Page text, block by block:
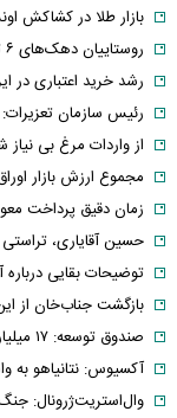
بازار طلا در کشاکش
روستاییان دهک‌های ۶ تا ۱۰ حق بیمه می‌پردازند
رشد خرید اعتباری در
رئیس سازمان
از واردات مرغ بی
مجموع ارزش بازار اوراق بهادار در ۴ بورس ایران
زمان دقیق پرداخت
حسین آقایاری،
توضیحات بقایی درباره
بازگشت جناب‌خان از
صندوق توسعه: ۱۷ میلیارد دلار مطالبات ارزی نفتی/ پیگیری مسدودی حساب
آکسیوس: نتانیاهو به
وال‌استریت‌ژرونال: